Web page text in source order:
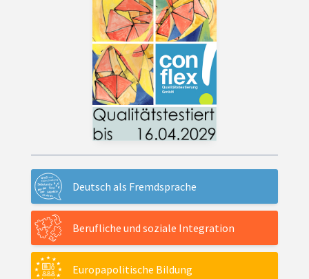
Deutsch als Fremdsprache
Berufliche und soziale Integration
Europapolitische Bildung